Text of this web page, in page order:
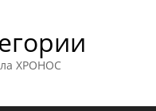
ХРОНОС